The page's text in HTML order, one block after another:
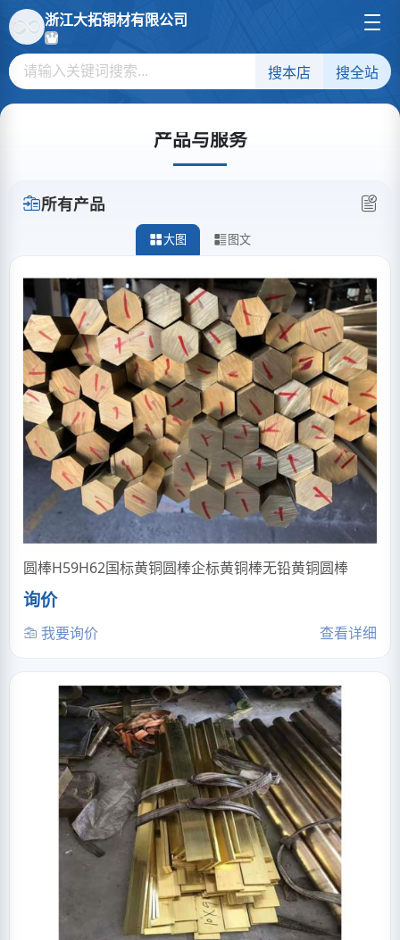
浙江大拓铜材有限公司
搜本店 搜全站
产品与服务
所有产品
大图 图文
圆棒H59H62国标黄铜圆棒企标黄铜棒无铅黄铜圆棒
询价
我要询价 查看详细